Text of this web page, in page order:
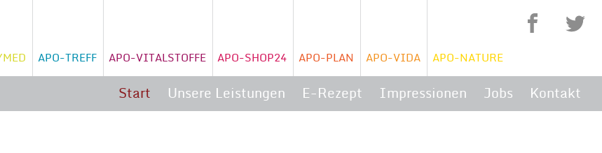
APO-TREFF APO-VITALSTOFFE APO-SHOP24 APO-PLAN APO-VIDA APO-NATURE
Start Unsere Leistungen E-Rezept Impressionen Jobs Kontakt